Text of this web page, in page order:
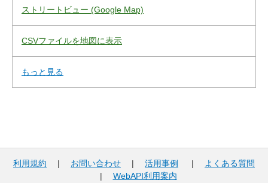
ストリートビュー (Google Map)
CSVファイルを地図に表示
もっと見る
利用規約 | お問い合わせ | 活用事例 |
よくある質問
| WebAPI利用案内